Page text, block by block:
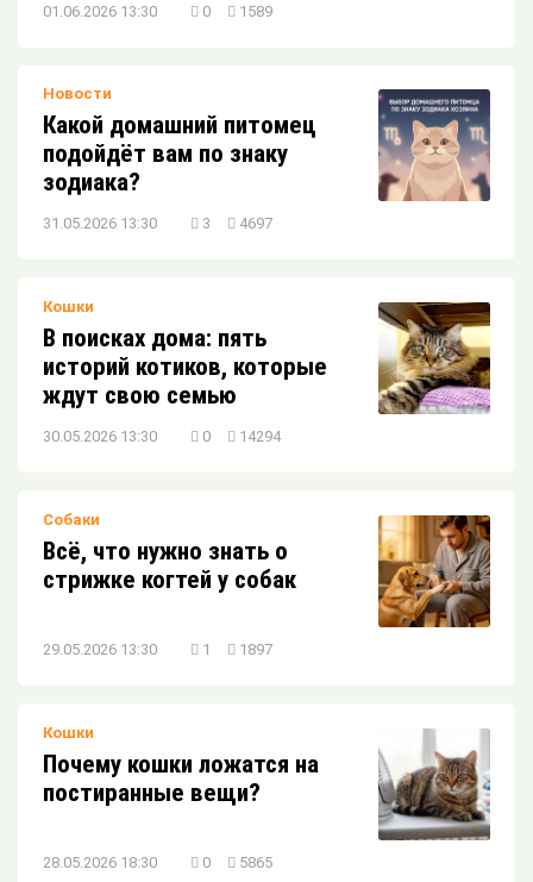
01.06.2026 13:30 0 1589
Новости
Какой домашний питомец
подойдёт вам по знаку
зодиака?
31.05.2026 13:30 3 4697
Кошки
В поисках дома: пять
историй котиков, которые
ждут свою семью
30.05.2026 13:30 0 14294
Собаки
Всё, что нужно знать о
стрижке когтей у собак
29.05.2026 13:30 1 1897
Кошки
Почему кошки ложатся на
постиранные вещи?
28.05.2026 18:30 0 5865